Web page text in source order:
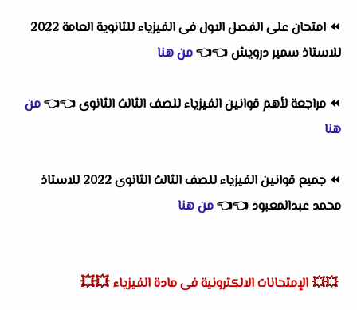
⏪
امتحان على الفصل الاول فى الفيزياء للثانوية العامة 2022
للاستاذ سمير درويش👈
👈من هنا
⏪ مراجعة لأهم قوانين الفيزياء للصف الثالث الثانوى👈
👈من
هنا
⏪
جميع قوانين الفيزياء للصف الثالث الثانوى 2022 للاستاذ
محمد عبدالمعبود 👈
👈من هنا
💥💥 الإمتحانات الالكترونية فى مادة الفيزياء 💥💥